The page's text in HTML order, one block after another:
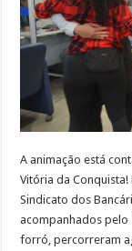
A animação está
Vitória da
Sindicato dos
acompanhados
forró, percorreram